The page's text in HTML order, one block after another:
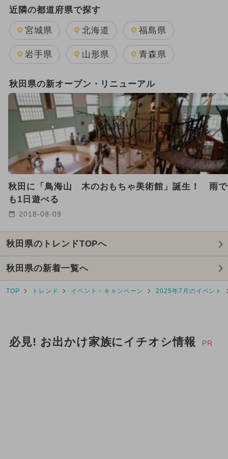
2025年9月のイベント
2026年7月のイベント
2025年8月のイベント 夏休み
2025年2月のイベント
2026年8月のイベント
2025年7月のイベント
2024年9月のイベント
2026年1月のイベント
2024年11月のイベント
GW(ゴールデンウィーク)
2025年5月のイベント
2025年6月のイベント
2025年4月のイベント
近隣の都道府県で探す
宮城県 北海道 福島県
岩手県 山形県 青森県
秋田県の新オープン・リニューアル
秋田に「鳥海山 木のおもちゃ美術館」誕生！ 雨で
も1日遊べる
2018-08-09
秋田県のトレンドTOPへ
秋田県の新着一覧へ
TOP トレンド イベント・キャンペーン 2025年7月のイベント
必見! お出かけ家族にイチオシ情報 PR